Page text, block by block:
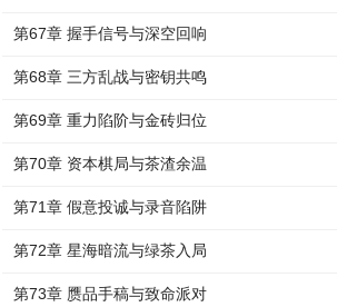
第67章 握手信号与深空回响
第68章 三方乱战与密钥共鸣
第69章 重力陷阶与金砖归位
第70章 资本棋局与茶渣余温
第71章 假意投诚与录音陷阱
第72章 星海暗流与绿茶入局
第73章 赝品手稿与致命派对